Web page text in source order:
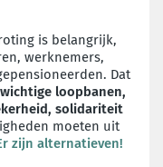
is belangrijk,
werknemers,
Dat
loopbanen,
solidariteit
moeten uit
zijn alternatieven!